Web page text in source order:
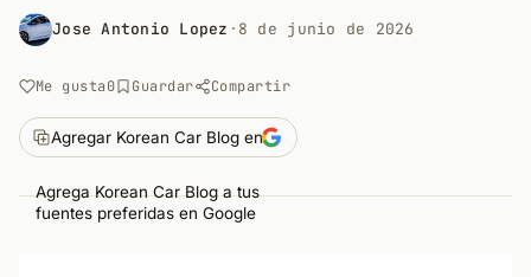
Jose Antonio Lopez · 8 de junio de 2026
Me gusta0 Guardar Compartir
Agregar Korean Car Blog en
Agrega Korean Car Blog a tus
fuentes preferidas en Google